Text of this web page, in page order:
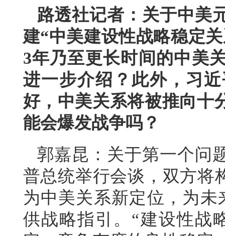
路透社记者：关于中美
建“中美建设性战略稳定
3年乃至更长时间的中美
进一步介绍？此外，习
好，中美关系将被推向十
能会爆发战争吗？
郭嘉昆：关于第一个问
普总统举行会谈，双方将
为中美关系新定位，为
供战略指引。“建设性战